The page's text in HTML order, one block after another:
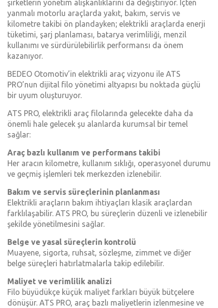
şirketlerin yönetim alışkanlıklarını da değiştiriyor. İçten
yanmalı motorlu araçlarda yakıt, bakım, servis ve
kilometre takibi ön plandayken; elektrikli araçlarda enerji
tüketimi, şarj planlaması, batarya verimliliği, menzil
kullanımı ve sürdürülebilirlik performansı da önem
kazanıyor.
BEDEO Otomotiv’in elektrikli araç vizyonu ile ATS
PRO’nun dijital filo yönetimi altyapısı bu noktada güçlü
bir uyum oluşturuyor.
ATS PRO, elektrikli araç filolarında gelecekte daha da
önemli hale gelecek şu alanlarda kurumsal bir temel
sağlar:
Araç bazlı kullanım ve performans takibi
Her aracın kilometre, kullanım sıklığı, operasyonel durumu
ve geçmiş işlemleri tek merkezden izlenebilir.
Bakım ve servis süreçlerinin planlanması
Elektrikli araçların bakım ihtiyaçları klasik araçlardan
farklılaşabilir. ATS PRO, bu süreçlerin düzenli ve izlenebilir
şekilde yönetilmesini sağlar.
Belge ve yasal süreçlerin kontrolü
Muayene, sigorta, ruhsat, sözleşme, zimmet ve diğer
belge süreçleri hatırlatmalarla takip edilebilir.
Maliyet ve verimlilik analizi
Filo büyüdükçe küçük maliyet farkları büyük bütçelere
dönüşür. ATS PRO, araç bazlı maliyetlerin izlenmesine ve